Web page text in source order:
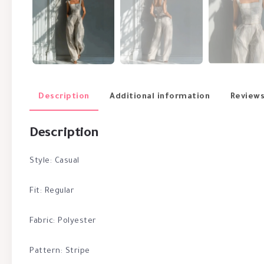
Description Additional information
Description
Style: Casual
Fit: Regular
Fabric: Polyester
Pattern: Stripe